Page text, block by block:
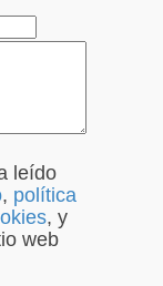
leído
, política
, y
web